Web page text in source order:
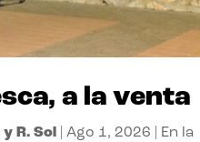
a la venta
R. Sol Ago 1, 2026 En la